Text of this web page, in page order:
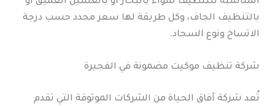
بالتنظيف الجاف، وكل طريقة لها سعر محدد حسب درجة
الاتساخ ونوع السجاد.
شركة تنظيف موكيت مضمونة في الفجيرة
تُعد شركة آفاق الحياة من الشركات الموثوقة التي تقدم